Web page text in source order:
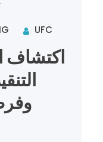
UFC
اكتشاف